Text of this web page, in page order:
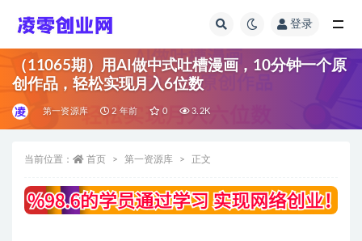
登录
（11065期）用AI做中式吐槽漫画，10分钟一个原
创作品，轻松实现月入6位数
第一资源库 2 年前 0 3.2K
当前位置： 首页 第一资源库 正文